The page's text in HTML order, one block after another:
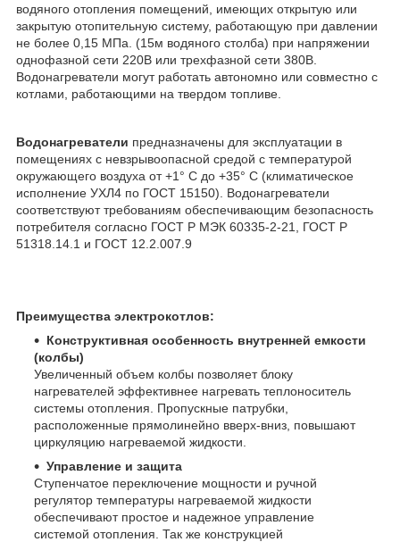
водяного отопления помещений, имеющих открытую или
закрытую отопительную систему, работающую при давлении
не более 0,15 МПа. (15м водяного столба) при напряжении
однофазной сети 220В или трехфазной сети 380В.
Водонагреватели могут работать автономно или совместно с
котлами, работающими на твердом топливе.
Водонагреватели предназначены для эксплуатации в
помещениях с невзрывоопасной средой с температурой
окружающего воздуха от +1° С до +35° С (климатическое
исполнение УХЛ4 по ГОСТ 15150). Водонагреватели
соответствуют требованиям обеспечивающим безопасность
потребителя согласно ГОСТ Р МЭК 60335-2-21, ГОСТ Р
51318.14.1 и ГОСТ 12.2.007.9
Преимущества электрокотлов:
Конструктивная особенность внутренней емкости
(колбы)
Увеличенный объем колбы позволяет блоку
нагревателей эффективнее нагревать теплоноситель
системы отопления. Пропускные патрубки,
расположенные прямолинейно вверх-вниз, повышают
циркуляцию нагреваемой жидкости.
Управление и защита
Ступенчатое переключение мощности и ручной
регулятор температуры нагреваемой жидкости
обеспечивают простое и надежное управление
системой отопления. Так же конструкцией